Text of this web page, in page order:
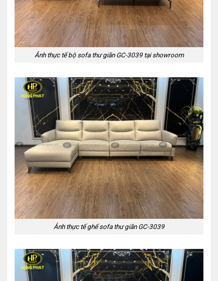
Ảnh thực tế bộ sofa thư giãn GC-3039 tại showroom
Ảnh thực tế ghế sofa thư giãn GC-3039